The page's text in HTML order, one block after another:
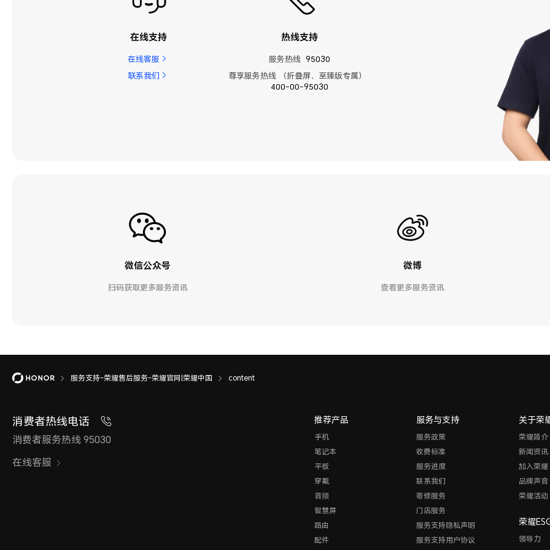
在线支持
在线客服
联系我们
热线支持
服务热线 95030
尊享服务热线 （折叠屏、至臻版专属）
400-00-95030
微信公众号
扫码获取更多服务资讯
微博
查看更多服务资讯
服务支持-荣耀售后服务-荣耀官网|荣耀中国 content
消费者热线电话
消费者服务热线 95030
在线客服
推荐产品
手机
笔记本
平板
穿戴
音频
智慧屏
路由
配件
服务与支持
服务政策
收费标准
服务进度
联系我们
寄修服务
门店服务
服务支持隐私声明
服务支持用户协议
关于荣
荣耀简介
新闻资讯
加入荣耀
品牌声音
荣耀活动
荣耀
领导力